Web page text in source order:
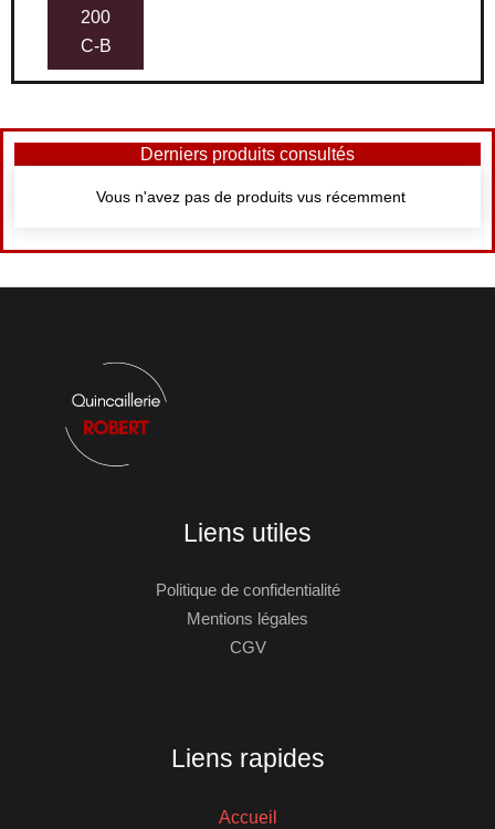
200
C-B
Derniers produits consultés
Vous n'avez pas de produits vus récemment
Liens utiles
Politique de confidentialité
Mentions légales
CGV
Liens rapides
Accueil